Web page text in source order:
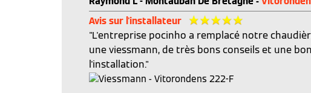
Avis sur l'installateur
"L'entreprise pocinho a remplacé notre
une viessmann, de très bons conseils et une
l'installation."